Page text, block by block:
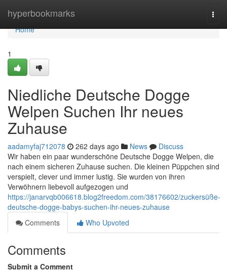
hyperbookmarks
Home
Home
1
Niedliche Deutsche Dogge
Welpen Suchen Ihr neues
Zuhause
aadamyfaj712078 262 days ago News
Discuss
Wir haben ein paar wunderschöne Deutsche Dogge Welpen, die
nach einem sicheren Zuhause suchen. Die kleinen Püppchen sind
verspielt, clever und immer lustig. Sie wurden von ihren
Verwöhnern liebevoll aufgezogen und
https://janarvqb006618.blog2freedom.com/38176602/zuckersüße-
deutsche-dogge-babys-suchen-ihr-neues-zuhause
Comments
Who Upvoted
Comments
Submit a Comment